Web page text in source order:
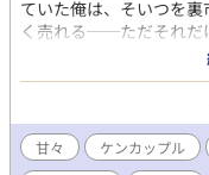
ていた俺は、そいつを
く売れる──ただそれだ
は、 蘇生した瞬間から
オークション当日。 天
ているヤクザの若頭だ
った。 「天使はね、恩
て、天使は俺の手を掴ん
甘々 ケンカップル